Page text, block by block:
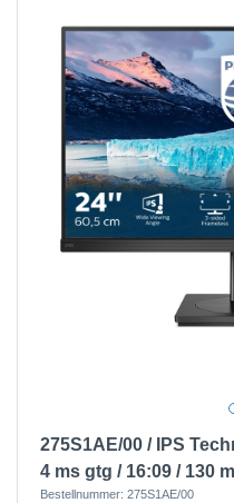
275S1AE/00 / IPS
4 ms gtg / 16:09 / 130
Bestellnummer: 275S1AE/00